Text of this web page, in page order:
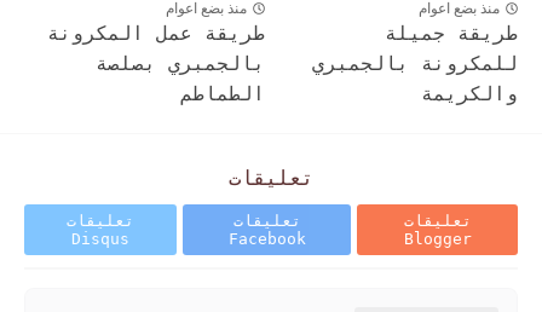
منذ بضع اعوام
طريقة جميلة
للمكرونة بالجمبري
والكريمة
منذ بضع اعوام
طريقة عمل المكرونة
بالجمبري بصلصة
الطماطم
تعليقات
تعليقات
Blogger
تعليقات
Facebook
تعليقات
Disqus